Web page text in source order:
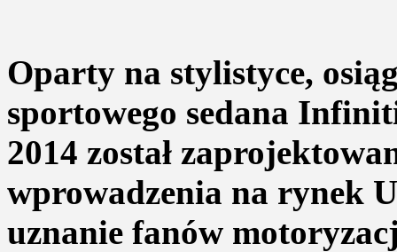
Oparty na stylistyce,
sportowego sedana
2014 został
wprowadzenia na rynek
uznanie fanów